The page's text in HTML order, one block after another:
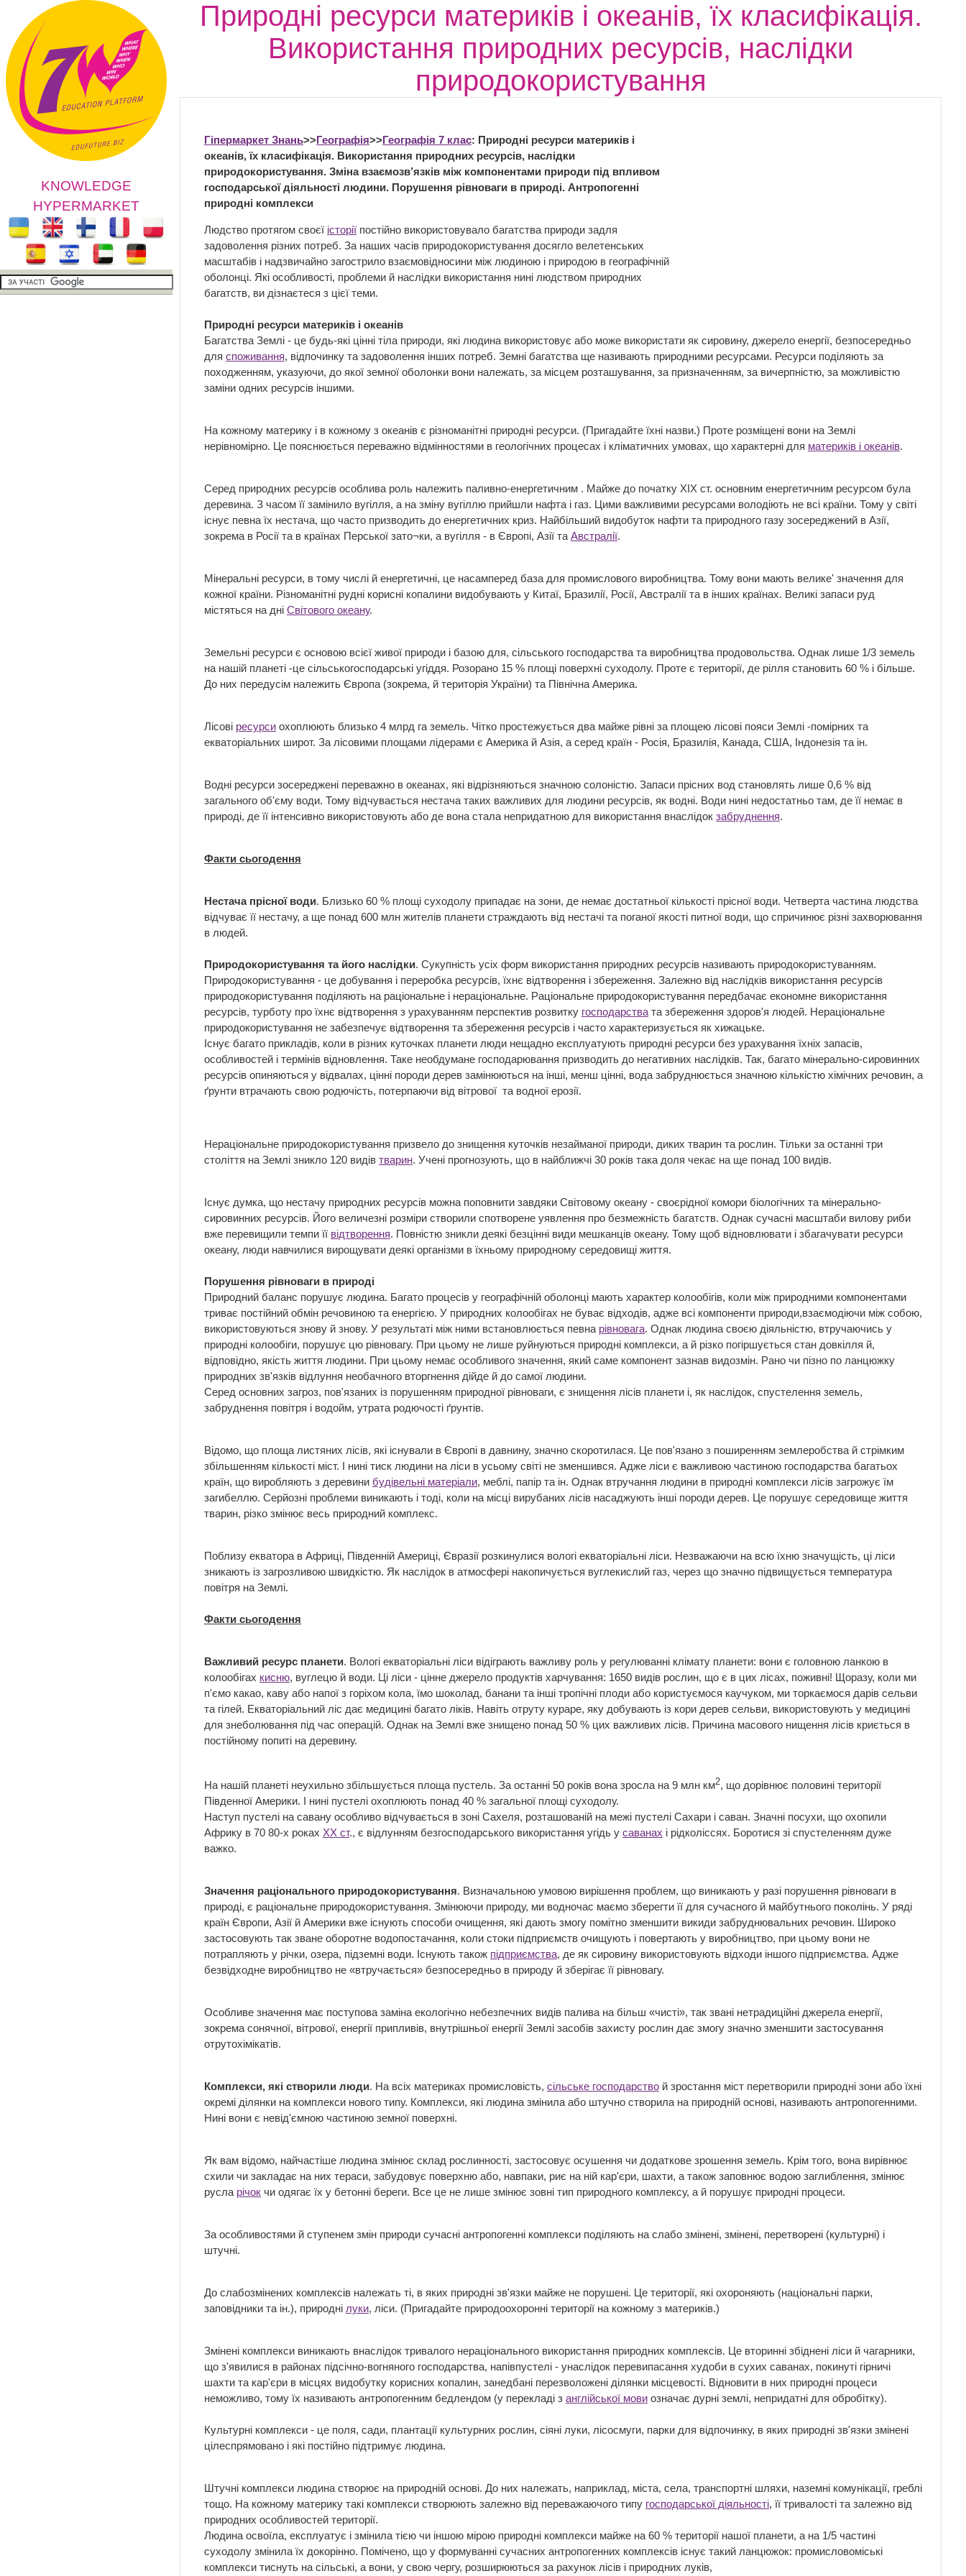
KNOWLEDGE
HYPERMARKET
Природні ресурси материків і океанів, їх класифікація.
Використання природних ресурсів, наслідки
природокористування
Гіпермаркет Знань>>Географія>>Географія 7 клас: Природні ресурси материків і
океанів, їх класифікація. Використання природних ресурсів, наслідки
природокористування. Зміна взаємозв’язків між компонентами природи під впливом
господарської діяльності людини. Порушення рівноваги в природі. Антропогенні
природні комплекси
Людство протягом своєї історії постійно використовувало багатства природи задля
задоволення різних потреб. За наших часів природокористування досягло велетенських
масштабів і надзвичайно загострило взаємовідносини між людиною і природою в географічній
оболонці. Які особливості, проблеми й наслідки використання нині людством природних
багатств, ви дізнаєтеся з цієї теми.
Природні ресурси материків і океанів
Багатства Землі - це будь-які цінні тіла природи, які людина використовує або може використати як сировину, джерело енергії, безпосередньо
для споживання, відпочинку та задоволення інших потреб. Земні багатства ще називають природними ресурсами. Ресурси поділяють за
походженням, указуючи, до якої земної оболонки вони належать, за місцем розташування, за призначенням, за вичерпністю, за можливістю
заміни одних ресурсів іншими.
На кожному материку і в кожному з океанів є різноманітні природні ресурси. (Пригадайте їхні назви.) Проте розміщені вони на Землі
нерівномірно. Це пояснюється переважно відмінностями в геологічних процесах і кліматичних умовах, що характерні для материків і океанів.
Серед природних ресурсів особлива роль належить паливно-енергетичним . Майже до початку XIX ст. основним енергетичним ресурсом була
деревина. З часом її замінило вугілля, а на зміну вугіллю прийшли нафта і газ. Цими важливими ресурсами володіють не всі країни. Тому у світі
існує певна їх нестача, що часто призводить до енергетичних криз. Найбільший видобуток нафти та природного газу зосереджений в Азії,
зокрема в Росії та в країнах Перської зато¬ки, а вугілля - в Європі, Азії та Австралії.
Мінеральні ресурси, в тому числі й енергетичні, це насамперед база для промислового виробництва. Тому вони мають велике' значення для
кожної країни. Різноманітні рудні корисні копалини видобувають у Китаї, Бразилії, Росії, Австралії та в інших країнах. Великі запаси руд
містяться на дні Світового океану.
Земельні ресурси є основою всієї живої природи і базою для, сільського господарства та виробництва продовольства. Однак лише 1/3 земель
на нашій планеті -це сільськогосподарські угіддя. Розорано 15 % площі поверхні суходолу. Проте є території, де рілля становить 60 % і більше.
До них передусім належить Європа (зокрема, й територія України) та Північна Америка.
Лісові ресурси охоплюють близько 4 млрд га земель. Чітко простежується два майже рівні за площею лісові пояси Землі -помірних та
екваторіальних широт. За лісовими площами лідерами є Америка й Азія, а серед країн - Росія, Бразилія, Канада, США, Індонезія та ін.
Водні ресурси зосереджені переважно в океанах, які відрізняються значною солоністю. Запаси прісних вод становлять лише 0,6 % від
загального об'єму води. Тому відчувається нестача таких важливих для людини ресурсів, як водні. Води нині недостатньо там, де її немає в
природі, де її інтенсивно використовують або де вона стала непридатною для використання внаслідок забруднення.
Факти сьогодення
Нестача прісної води. Близько 60 % площі суходолу припадає на зони, де немає достатньої кількості прісної води. Четверта частина людства
відчуває її нестачу, а ще понад 600 млн жителів планети страждають від нестачі та поганої якості питної води, що спричинює різні захворювання
в людей.
Природокористування та його наслідки. Сукупність усіх форм використання природних ресурсів називають природокористуванням.
Природокористування - це добування і переробка ресурсів, їхнє відтворення і збереження. Залежно від наслідків використання ресурсів
природокористування поділяють на раціональне і нераціональне. Раціональне природокористування передбачає економне використання
ресурсів, турботу про їхнє відтворення з урахуванням перспектив розвитку господарства та збереження здоров'я людей. Нераціональне
природокористування не забезпечує відтворення та збереження ресурсів і часто характеризується як хижацьке.
Існує багато прикладів, коли в різних куточках планети люди нещадно експлуатують природні ресурси без урахування їхніх запасів,
особливостей і термінів відновлення. Таке необдумане господарювання призводить до негативних наслідків. Так, багато мінерально-сировинних
ресурсів опиняються у відвалах, цінні породи дерев замінюються на інші, менш цінні, вода забруднюється значною кількістю хімічних речовин, а
ґрунти втрачають свою родючість, потерпаючи від вітрової та водної ерозії.
Нераціональне природокористування призвело до знищення куточків незайманої природи, диких тварин та рослин. Тільки за останні три
століття на Землі зникло 120 видів тварин. Учені прогнозують, що в найближчі 30 років така доля чекає на ще понад 100 видів.
Існує думка, що нестачу природних ресурсів можна поповнити завдяки Світовому океану - своєрідної комори біологічних та мінерально-
сировинних ресурсів. Його величезні розміри створили спотворене уявлення про безмежність багатств. Однак сучасні масштаби вилову риби
вже перевищили темпи її відтворення. Повністю зникли деякі безцінні види мешканців океану. Тому щоб відновлювати і збагачувати ресурси
океану, люди навчилися вирощувати деякі організми в їхньому природному середовищі життя.
Порушення рівноваги в природі
Природний баланс порушує людина. Багато процесів у географічній оболонці мають характер колообігів, коли між природними компонентами
триває постійний обмін речовиною та енергією. У природних колообігах не буває відходів, адже всі компоненти природи,взаємодіючи між собою,
використовуються знову й знову. У результаті між ними встановлюється певна рівновага. Однак людина своєю діяльністю, втручаючись у
природні колообіги, порушує цю рівновагу. При цьому не лише руйнуються природні комплекси, а й різко погіршується стан довкілля й,
відповідно, якість життя людини. При цьому немає особливого значення, який саме компонент зазнав видозмін. Рано чи пізно по ланцюжку
природних зв'язків відлуння необачного вторгнення дійде й до самої людини.
Серед основних загроз, пов'язаних із порушенням природної рівноваги, є знищення лісів планети і, як наслідок, спустелення земель,
забруднення повітря і водойм, утрата родючості ґрунтів.
Відомо, що площа листяних лісів, які існували в Європі в давнину, значно скоротилася. Це пов'язано з поширенням землеробства й стрімким
збільшенням кількості міст. І нині тиск людини на ліси в усьому світі не зменшився. Адже ліси є важливою частиною господарства багатьох
країн, що виробляють з деревини будівельні матеріали, меблі, папір та ін. Однак втручання людини в природні комплекси лісів загрожує їм
загибеллю. Серйозні проблеми виникають і тоді, коли на місці вирубаних лісів насаджують інші породи дерев. Це порушує середовище життя
тварин, різко змінює весь природний комплекс.
Поблизу екватора в Африці, Південній Америці, Євразії розкинулися вологі екваторіальні ліси. Незважаючи на всю їхню значущість, ці ліси
зникають із загрозливою швидкістю. Як наслідок в атмосфері накопичується вуглекислий газ, через що значно підвищується температура
повітря на Землі.
Факти сьогодення
Важливий ресурс планети. Вологі екваторіальні ліси відіграють важливу роль у регулюванні клімату планети: вони є головною ланкою в
колообігах кисню, вуглецю й води. Ці ліси - цінне джерело продуктів харчування: 1650 видів рослин, що є в цих лісах, поживні! Щоразу, коли ми
п'ємо какао, каву або напої з горіхом кола, їмо шоколад, банани та інші тропічні плоди або користуємося каучуком, ми торкаємося дарів сельви
та гілей. Екваторіальний ліс дає медицині багато ліків. Навіть отруту кураре, яку добувають із кори дерев сельви, використовують у медицині
для знеболювання під час операцій. Однак на Землі вже знищено понад 50 % цих важливих лісів. Причина масового нищення лісів криється в
постійному попиті на деревину.
На нашій планеті неухильно збільшується площа пустель. За останні 50 років вона зросла на 9 млн км2, що дорівнює половині території
Південної Америки. І нині пустелі охоплюють понад 40 % загальної площі суходолу.
Наступ пустелі на савану особливо відчувається в зоні Сахеля, розташованій на межі пустелі Сахари і саван. Значні посухи, що охопили
Африку в 70 80-х роках XX ст., є відлунням безгосподарського використання угідь у саванах і рідколіссях. Боротися зі спустеленням дуже
важко.
Значення раціонального природокористування. Визначальною умовою вирішення проблем, що виникають у разі порушення рівноваги в
природі, є раціональне природокористування. Змінюючи природу, ми водночас маємо зберегти її для сучасного й майбутнього поколінь. У ряді
країн Європи, Азії й Америки вже існують способи очищення, які дають змогу помітно зменшити викиди забруднювальних речовин. Широко
застосовують так зване оборотне водопостачання, коли стоки підприємств очищують і повертають у виробництво, при цьому вони не
потрапляють у річки, озера, підземні води. Існують також підприємства, де як сировину використовують відходи іншого підприємства. Адже
безвідходне виробництво не «втручається» безпосередньо в природу й зберігає її рівновагу.
Особливе значення має поступова заміна екологічно небезпечних видів палива на більш «чисті», так звані нетрадиційні джерела енергії,
зокрема сонячної, вітрової, енергії припливів, внутрішньої енергії Землі засобів захисту рослин дає змогу значно зменшити застосування
отрутохімікатів.
Комплекси, які створили люди. На всіх материках промисловість, сільське господарство й зростання міст перетворили природні зони або їхні
окремі ділянки на комплекси нового типу. Комплекси, які людина змінила або штучно створила на природній основі, називають антропогенними.
Нині вони є невід'ємною частиною земної поверхні.
Як вам відомо, найчастіше людина змінює склад рослинності, застосовує осушення чи додаткове зрошення земель. Крім того, вона вирівнює
схили чи закладає на них тераси, забудовує поверхню або, навпаки, риє на ній кар'єри, шахти, а також заповнює водою заглиблення, змінює
русла річок чи одягає їх у бетонні береги. Все це не лише змінює зовні тип природного комплексу, а й порушує природні процеси.
За особливостями й ступенем змін природи сучасні антропогенні комплекси поділяють на слабо змінені, змінені, перетворені (культурні) і
штучні.
До слабозмінених комплексів належать ті, в яких природні зв'язки майже не порушені. Це території, які охороняють (національні парки,
заповідники та ін.), природні луки, ліси. (Пригадайте природоохоронні території на кожному з материків.)
Змінені комплекси виникають внаслідок тривалого нераціонального використання природних комплексів. Це вторинні збіднені ліси й чагарники,
що з'явилися в районах підсічно-вогняного господарства, напівпустелі - унаслідок перевипасання худоби в сухих саванах, покинуті гірничі
шахти та кар'єри в місцях видобутку корисних копалин, занедбані перезволожені ділянки місцевості. Відновити в них природні процеси
неможливо, тому їх називають антропогенним бедлендом (у перекладі з англійської мови означає дурні землі, непри­датні для обробітку).
Культурні комплекси - це поля, сади, плантації культурних рослин, сіяні луки, лісосмуги, парки для відпочинку, в яких природні зв'язки змінені
цілеспрямовано і які постійно підтримує людина.
Штучні комплекси людина створює на природній основі. До них належать, наприклад, міста, села, транспортні шляхи, наземні комуні­кації, греблі
тощо. На кожному материку такі комплекси створюють залежно від переважаючого типу господарської діяльності, її тривалості та залежно від
природних особливостей території.
Людина освоїла, експлуатує і змінила тією чи іншою мірою природні комплекси майже на 60 % території нашої планети, а на 1/5 частині
суходолу змінила їх докорінно. Помічено, що у формуванні сучасних антропогенних комплексів існує такий ланцюжок: промисловоміські
комплекси тиснуть на сільські, а вони, у свою чергу, розширюються за рахунок лісів і природних луків,